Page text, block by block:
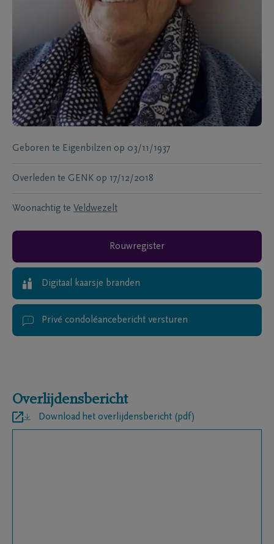
Geboren te Eigenbilzen op 03/11/1937
Overleden te GENK op 17/12/2018
Woonachtig te Veldwezelt
Rouwregister
Digitaal kaarsje branden
Privé condoléancebericht versturen
Overlijdensbericht
Download het overlijdensbericht (pdf)